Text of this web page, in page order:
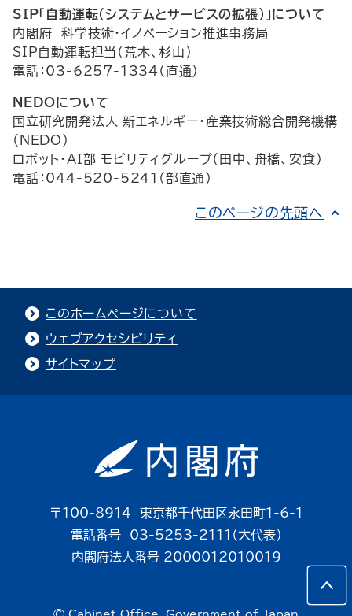
SIP「自動運転(システムとサービスの拡張)」について
内閣府 科学技術・イノベーション推進事務局
SIP自動運転担当（荒木、杉山）
電話：03-6257-1334（直通）
NEDOについて
国立研究開発法人 新エネルギー・産業技術総合開発機構
（NEDO）
ロボット・AI部 モビリティグループ（田中、舟橋、安食）
電話：044-520-5241（部直通）
このページの先頭へ
このホームページについて
ウェブアクセシビリティ
サイトマップ
〒100-8914 東京都千代田区永田町1-6-1
電話番号 03-5253-2111（大代表）
内閣府法人番号 2000012010019